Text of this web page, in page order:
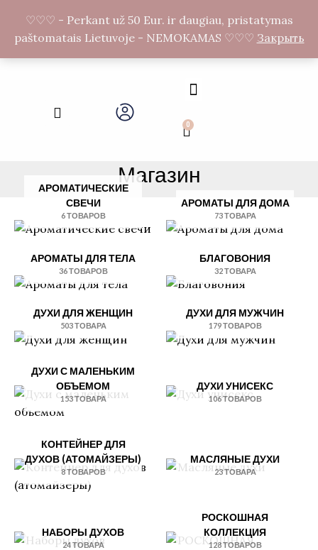
содержимому
F
a
c
e
k
n
s
t
g
r
m
Search
Menu
0Cart
Магазин
о
и
АРОМАТИЧЕСКИЕ
СВЕЧИ
6 ТОВАРОВ
АРОМАТЫ ДЛЯ ДОМА
73 ТОВАРА
АРОМАТЫ ДЛЯ ТЕЛА
36 ТОВАРОВ
БЛАГОВОНИЯ
32 ТОВАРА
ДУХИ ДЛЯ ЖЕНЩИН
503 ТОВАРА
ДУХИ ДЛЯ МУЖЧИН
179 ТОВАРОВ
ДУХИ С МАЛЕНЬКИМ
ОБЪЕМОМ
153 ТОВАРА
ДУХИ УНИСЕКС
106 ТОВАРОВ
КОНТЕЙНЕР ДЛЯ
ДУХОВ (АТОМАЙЗЕРЫ)
8 ТОВАРОВ
МАСЛЯНЫЕ ДУХИ
23 ТОВАРА
НАБОРЫ ДУХОВ
24 ТОВАРА
РОСКОШНАЯ
КОЛЛЕКЦИЯ
128 ТОВАРОВ
♡♡♡ - Perkant už 50 Eur. ir daugiau, pristatymas
paštomatais Lietuvoje - NEMOKAMAS ♡♡♡ Закрыть